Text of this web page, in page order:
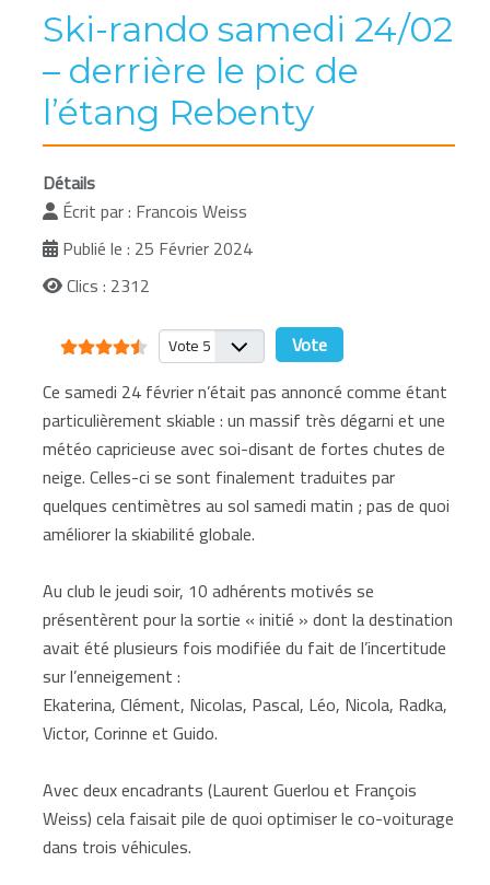
Ski-rando samedi 24/02
– derrière le pic de
l’étang Rebenty
Détails
Écrit par : Francois Weiss
Publié le : 25 Février 2024
Clics : 2312
Vote utilisateur:4.5/5
Veuillez voter
Ce samedi 24 février n’était pas annoncé comme étant
particulièrement skiable : un massif très dégarni et une
météo capricieuse avec soi-disant de fortes chutes de
neige. Celles-ci se sont finalement traduites par
quelques centimètres au sol samedi matin ; pas de quoi
améliorer la skiabilité globale.
Au club le jeudi soir, 10 adhérents motivés se
présentèrent pour la sortie « initié » dont la destination
avait été plusieurs fois modifiée du fait de l’incertitude
sur l’enneigement :
Ekaterina, Clément, Nicolas, Pascal, Léo, Nicola, Radka,
Victor, Corinne et Guido.
Avec deux encadrants (Laurent Guerlou et François
Weiss) cela faisait pile de quoi optimiser le co-voiturage
dans trois véhicules.